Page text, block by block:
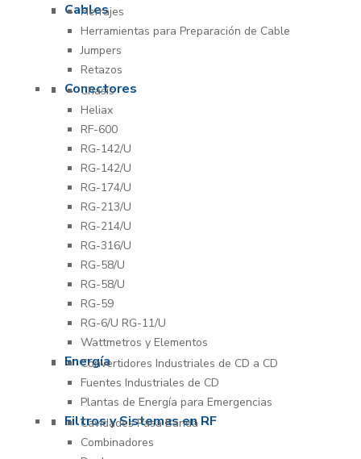
Cables
Herrajes
Herramientas para Preparación de Cable
Jumpers
Retazos
Conectores
Chasís
Heliax
RF-600
RG-142/U
RG-142/U
RG-174/U
RG-213/U
RG-214/U
RG-316/U
RG-58/U
RG-58/U
RG-59
RG-6/U RG-11/U
Wattmetros y Elementos
Energía
Convertidores Industriales de CD a CD
Fuentes Industriales de CD
Plantas de Energía para Emergencias
Filtros y Sistemas en RF
Cavidades Pasa Banda
Combinadores